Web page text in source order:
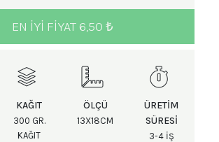
EN IYI FIYAT 6,50 ₺
KAĞIT
300 GR.
KAĞIT
ÖLÇÜ
13X18CM
ÜRETIM
SÜRESI
3-4 IŞ